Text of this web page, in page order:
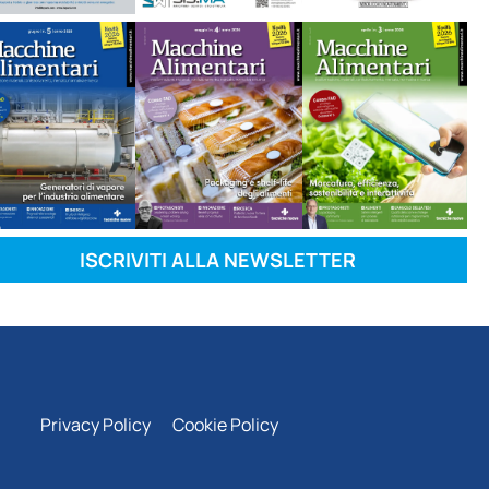
ISCRIVITI ALLA NEWSLETTER
Privacy Policy Cookie Policy